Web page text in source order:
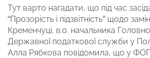
Тут варто нагадати, що під час
“Прозорість і підзвітність” щодо
Кременчуці, в.о. начальника
Державної податкової служби у
Алла Рябкова повідомила, що у ФОП